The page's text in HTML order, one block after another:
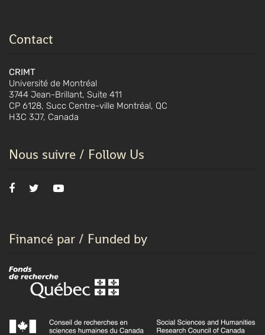
Contact
CRIMT
Université de Montréal
3744 Jean-Brillant, Suite 411
CP 6128, Succ Centre-ville Montréal, QC
H3C 3J7, Canada
Nous suivre / Follow Us
Financé par / Funded by